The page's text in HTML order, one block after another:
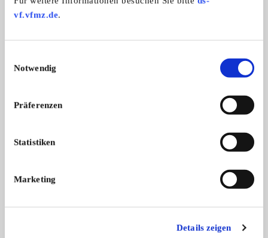
vf.vfmz.de.
Notwendig
Präferenzen
Statistiken
Marketing
Details zeigen
Weitere Anzeigen dieses Anbieters
ALLE ANZEIGEN